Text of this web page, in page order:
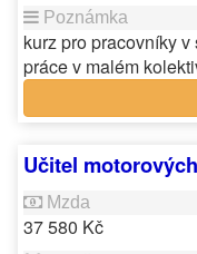
kurz pro pracovníky
práce v malém
Učitel
37 580 Kč